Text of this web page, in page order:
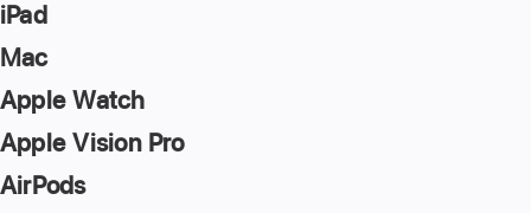
iPad
Mac
Apple Watch
Apple Vision Pro
AirPods